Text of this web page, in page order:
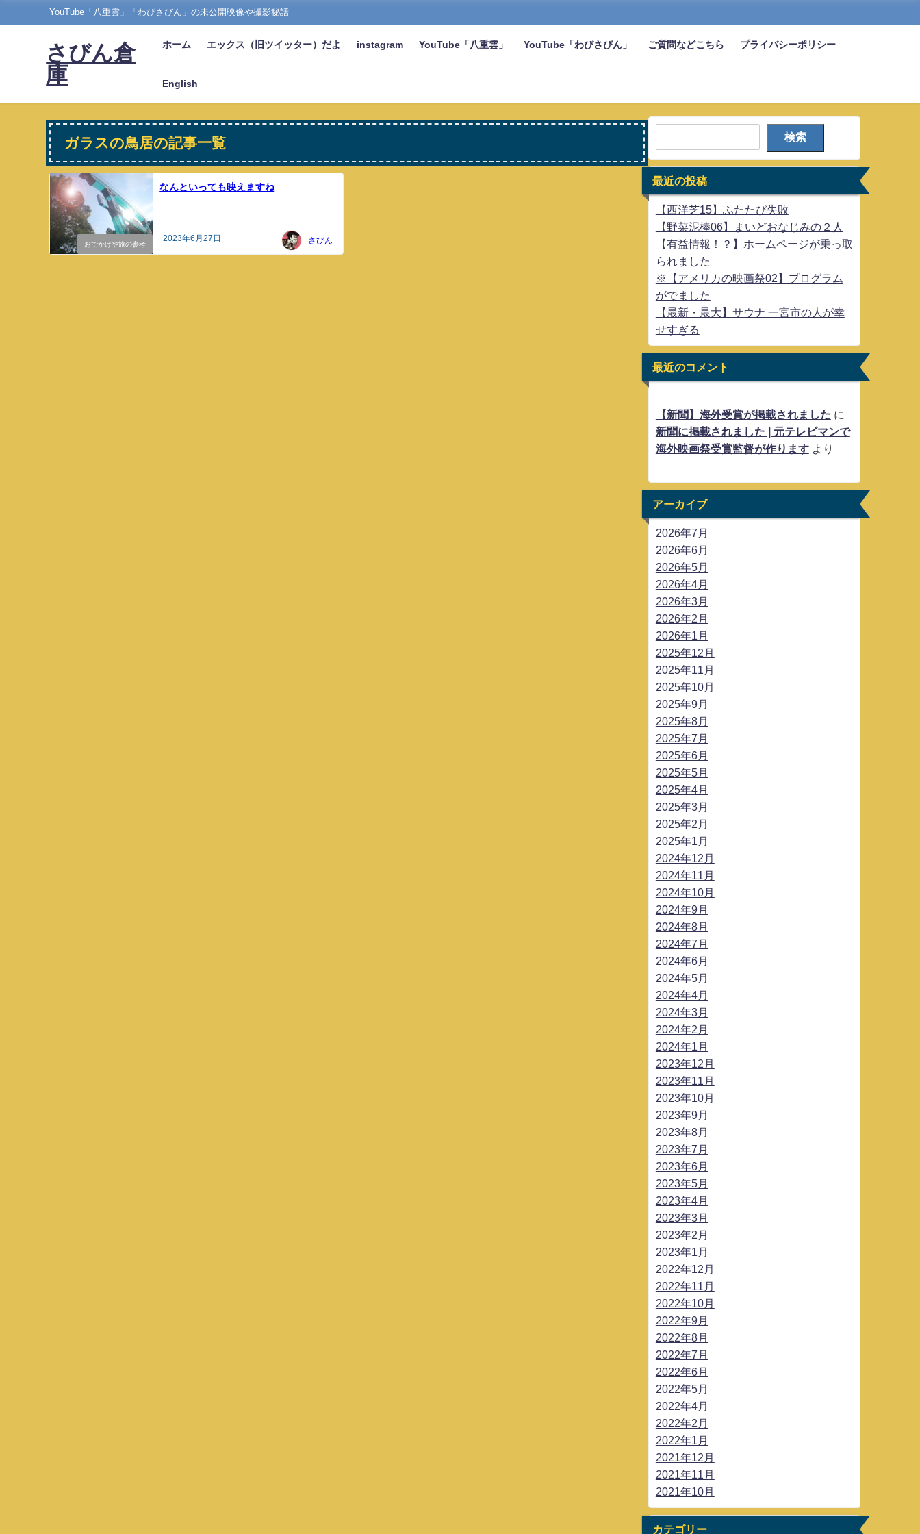
YouTube「八重雲」「わびさびん」の未公開映像や撮影秘話
さびん倉
庫
ホーム エックス（旧ツイッター）だよ instagram YouTube「八重雲」 YouTube「わびさびん」 ご質問などこちら プライバシーポリシー
English
ガラスの鳥居の記事一覧
おでかけや旅の参考
なんといっても映えますね
2023年6月27日 さびん
検索
最近の投稿
【西洋芝15】ふたたび失敗
【野菜泥棒06】まいどおなじみの２人
【有益情報！？】ホームページが乗っ取
られました
※【アメリカの映画祭02】プログラム
がでました
【最新・最大】サウナ 一宮市の人が幸
せすぎる
最近のコメント
【新聞】海外受賞が掲載されました に
新聞に掲載されました | 元テレビマンで
海外映画祭受賞監督が作りますより
アーカイブ
2026年7月
2026年6月
2026年5月
2026年4月
2026年3月
2026年2月
2026年1月
2025年12月
2025年11月
2025年10月
2025年9月
2025年8月
2025年7月
2025年6月
2025年5月
2025年4月
2025年3月
2025年2月
2025年1月
2024年12月
2024年11月
2024年10月
2024年9月
2024年8月
2024年7月
2024年6月
2024年5月
2024年4月
2024年3月
2024年2月
2024年1月
2023年12月
2023年11月
2023年10月
2023年9月
2023年8月
2023年7月
2023年6月
2023年5月
2023年4月
2023年3月
2023年2月
2023年1月
2022年12月
2022年11月
2022年10月
2022年9月
2022年8月
2022年7月
2022年6月
2022年5月
2022年4月
2022年2月
2022年1月
2021年12月
2021年11月
2021年10月
カテゴリー